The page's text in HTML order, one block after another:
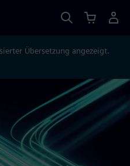
Übersetzung angezeigt.